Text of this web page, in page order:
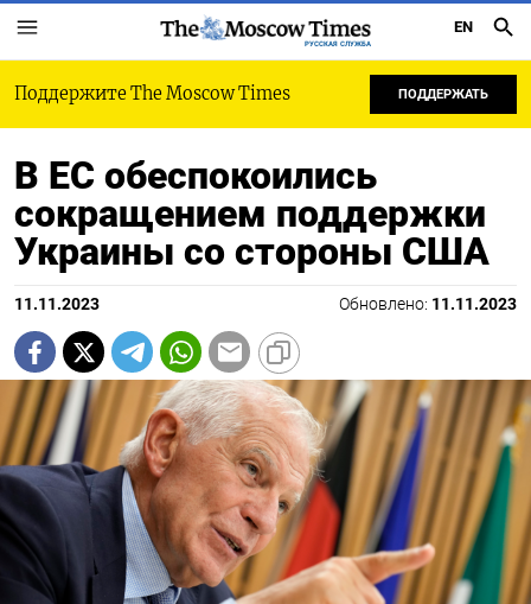
РУССКАЯ СЛУЖБА
EN
Поддержите The Moscow Times ПОДДЕРЖАТЬ
В ЕС обеспокоились
сокращением поддержки
Украины со стороны США
11.11.2023 Обновлено: 11.11.2023